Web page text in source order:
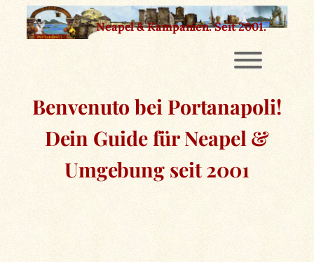
Zum
Inhalt
Neapel & Kampanien.Seit 2001.
Benvenuto bei Portanapoli!
Dein Guide für Neapel &
Umgebung seit 2001